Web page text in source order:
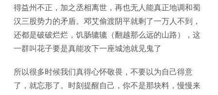
得益州不正，加之丞相离世，再也无人能真正地调和蜀
汉三股势力的矛盾。邓艾偷渡阴平就剩了一万人不到，
还都是破破烂烂，饥肠辘辘（翻越那么远的山路），这
一群叫花子要是真能攻下一座城池就见鬼了
所以很多时候我们真得心怀敬畏，不要以为自己得意
了，就忘形了。时刻提醒自己，你不是那块料，慢慢来